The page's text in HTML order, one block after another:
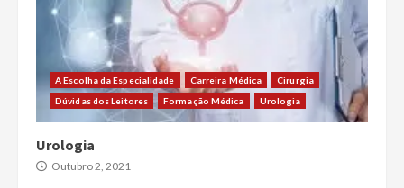
A Escolha da Especialidade Carreira Médica
Cirurgia
Dúvidas dos Leitores
Formação Médica Urologia
Urologia
Outubro 2, 2021